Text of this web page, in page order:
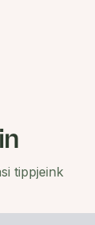
tippjeink